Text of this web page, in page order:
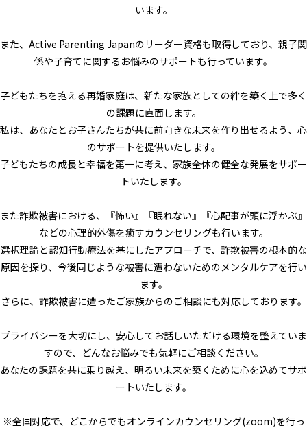
います。
また、Active Parenting Japanのリーダー資格も取得しており、親子関
係や子育てに関するお悩みのサポートも行っています。
子どもたちを抱える再婚家庭は、新たな家族としての絆を築く上で多く
の課題に直面します。
私は、あなたとお子さんたちが共に前向きな未来を作り出せるよう、心
のサポートを提供いたします。
子どもたちの成長と幸福を第一に考え、家族全体の健全な発展をサポー
トいたします。
また詐欺被害における、『怖い』『眠れない』『心配事が頭に浮かぶ』
などの心理的外傷を癒すカウンセリングも行います。
選択理論と認知行動療法を基にしたアプローチで、詐欺被害の根本的な
原因を探り、今後同じような被害に遭わないためのメンタルケアを行い
ます。
さらに、詐欺被害に遭ったご家族からのご相談にも対応しております。
プライバシーを大切にし、安心してお話しいただける環境を整えていま
すので、どんなお悩みでも気軽にご相談ください。
あなたの課題を共に乗り越え、明るい未来を築くために心を込めてサポ
ートいたします。
※全国対応で、どこからでもオンラインカウンセリング(zoom)を行っ